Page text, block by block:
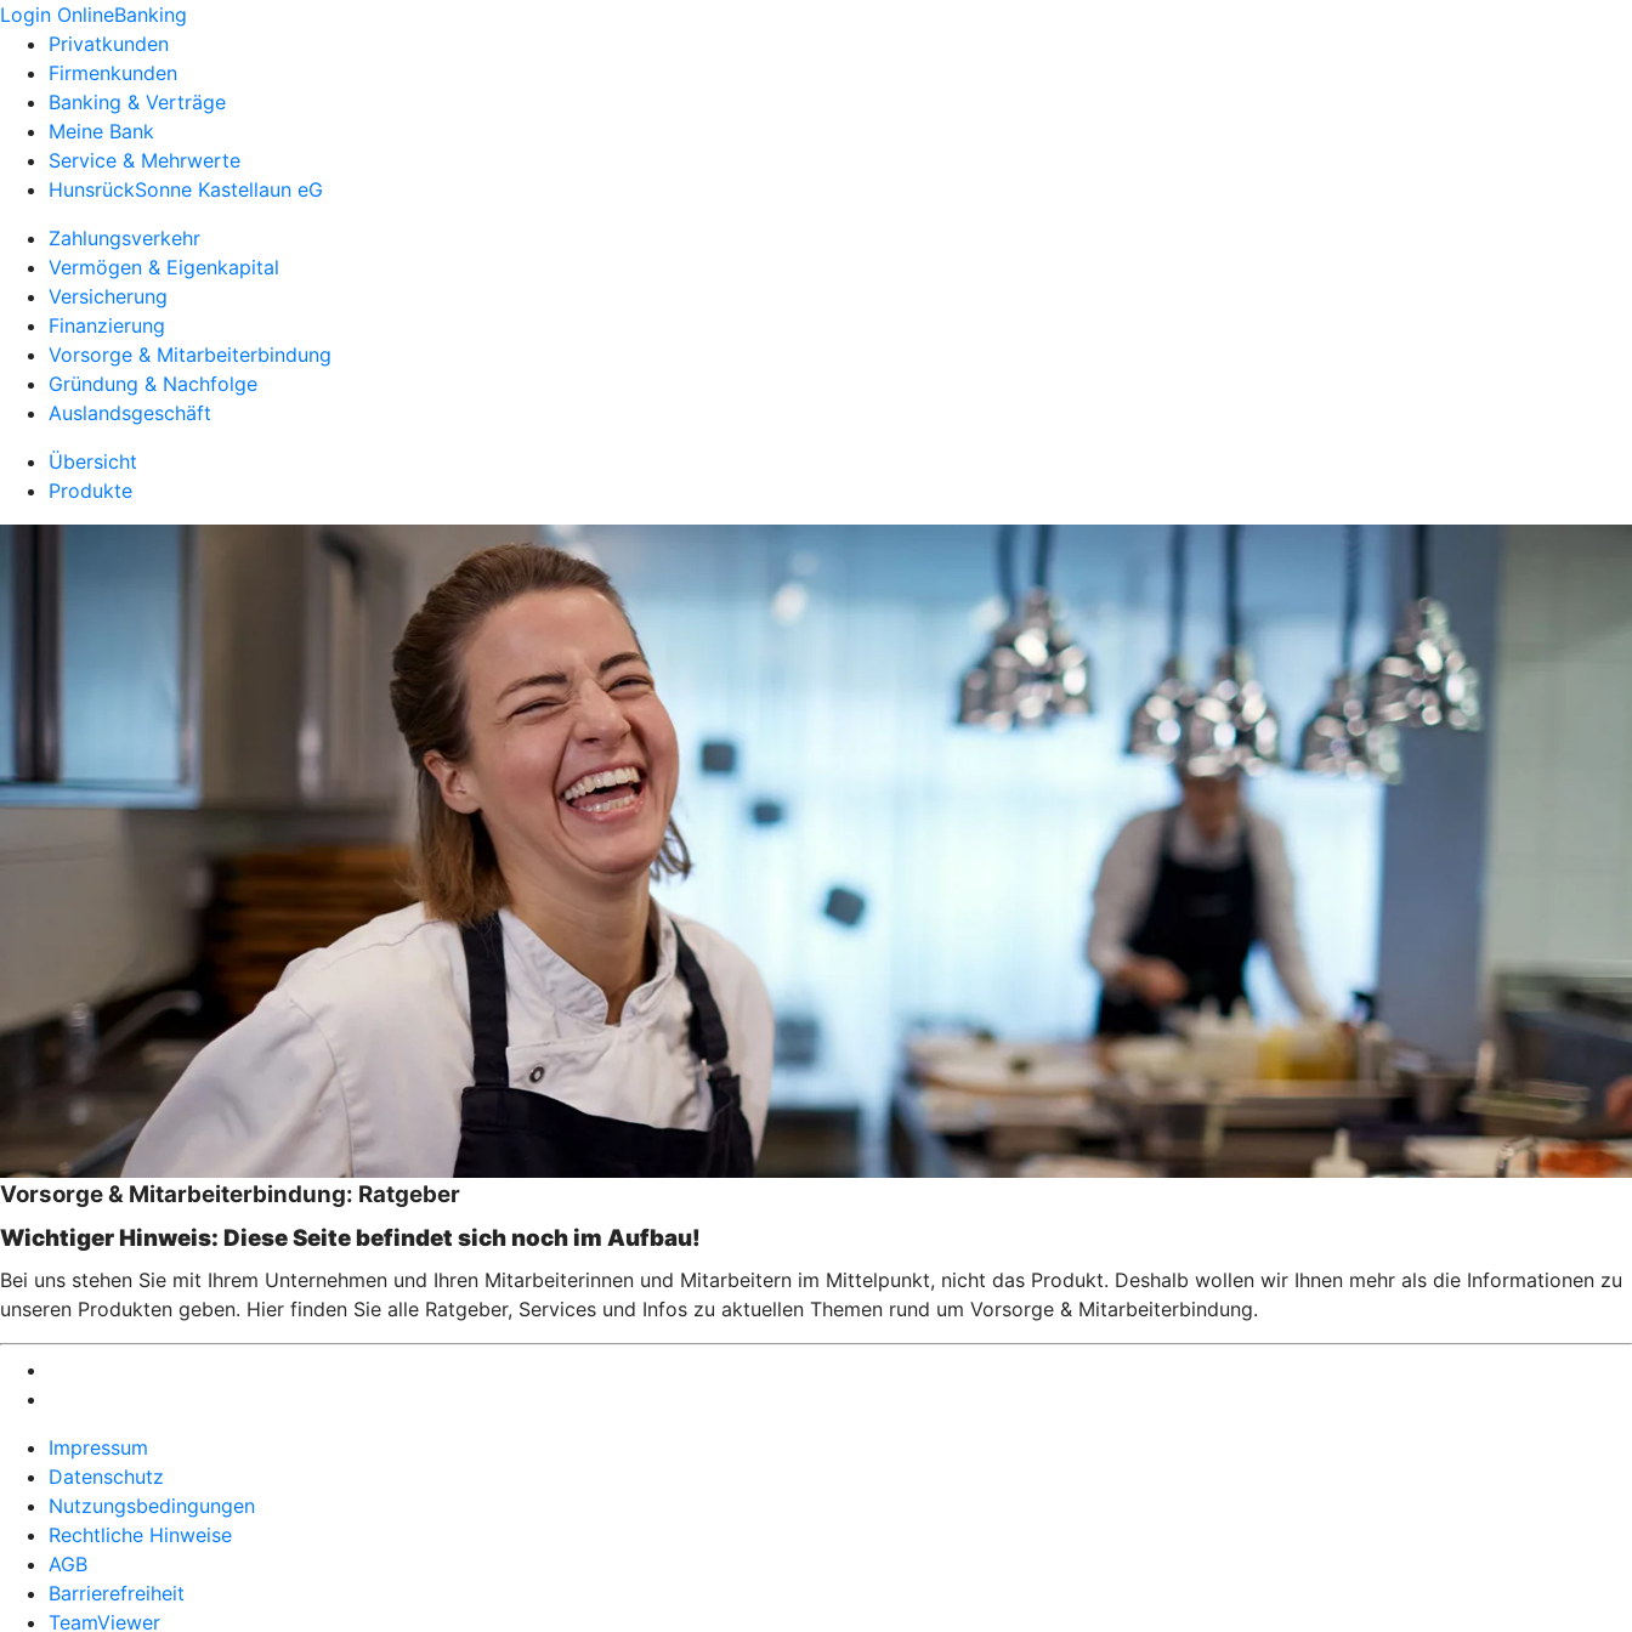
Login OnlineBanking
Privatkunden
Firmenkunden
Banking & Verträge
Meine Bank
Service & Mehrwerte
HunsrückSonne Kastellaun eG
Zahlungsverkehr
Vermögen & Eigenkapital
Versicherung
Finanzierung
Vorsorge & Mitarbeiterbindung
Gründung & Nachfolge
Auslandsgeschäft
Übersicht
Produkte
Vorsorge & Mitarbeiterbindung: Ratgeber
Wichtiger Hinweis: Diese Seite befindet sich noch im Aufbau!
Bei uns stehen Sie mit Ihrem Unternehmen und Ihren Mitarbeiterinnen und Mitarbeitern im Mittelpunkt, nicht das Produkt. Deshalb wollen wir Ihnen mehr als die Informationen zu
unseren Produkten geben. Hier finden Sie alle Ratgeber, Services und Infos zu aktuellen Themen rund um Vorsorge & Mitarbeiterbindung.
Impressum
Datenschutz
Nutzungsbedingungen
Rechtliche Hinweise
AGB
Barrierefreiheit
TeamViewer